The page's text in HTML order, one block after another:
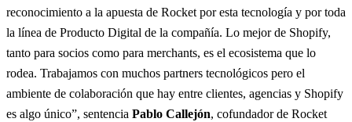
reconocimiento a la apuesta de Rocket por esta tecnología y por toda
la línea de Producto Digital de la compañía. Lo mejor de Shopify,
tanto para socios como para merchants, es el ecosistema que lo
rodea. Trabajamos con muchos partners tecnológicos pero el
ambiente de colaboración que hay entre clientes, agencias y Shopify
es algo único”, sentencia Pablo Callejón, cofundador de Rocket